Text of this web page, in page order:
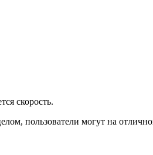
скорость.
пользователи могут на